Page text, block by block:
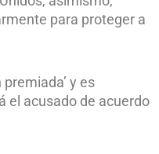
para proteger a
y es
el acusado de acuerdo